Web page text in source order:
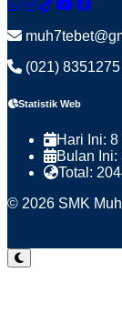
(021) 8351275
Statistik Web
Hari Ini: 8
Bulan Ini:
Total:
© 2026 SMK